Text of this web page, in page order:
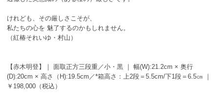
けれども、その厳しさこそが、
私たちの心を 魅了するのかもしれません。
（紅椿それいゆ・村山）
【赤木明登】｜ 面取正方三段重／小・黒 ｜ 幅(W):21.2cm × 奥行
(D):20cm × 高さ（H):19.5cm／*箱高さ：上2段＝5.5cm/下1段＝6.5㎝ ｜
￥198,000（税込）